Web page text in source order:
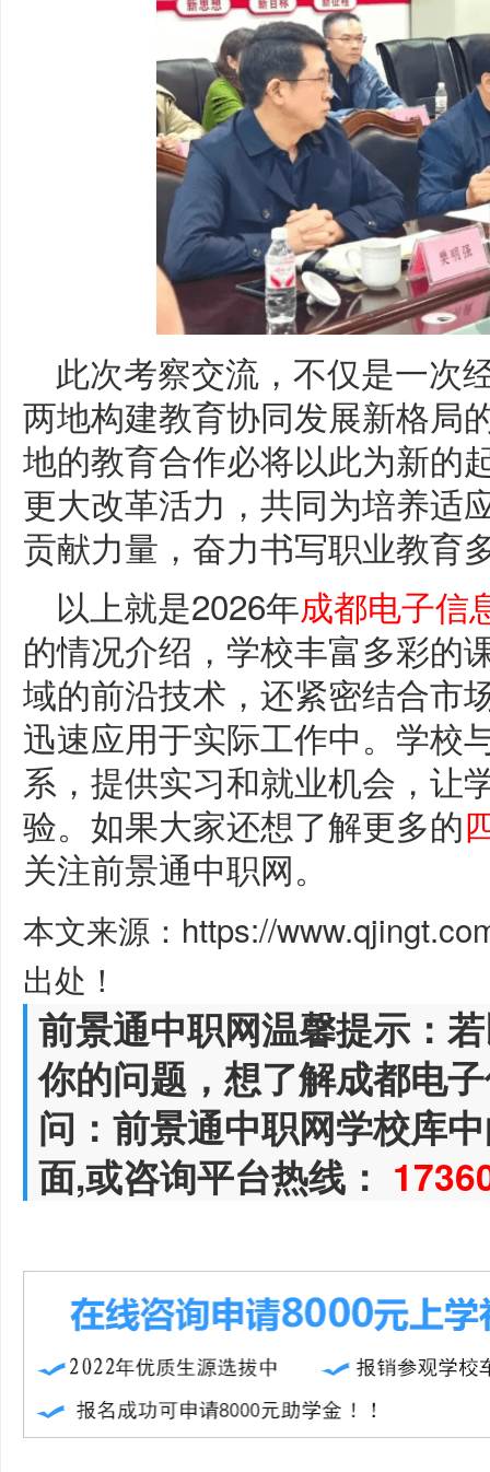
此次考察交流，不仅是一次
两地构建教育协同发展新格局
地的教育合作必将以此为新的
更大改革活力，共同为培养适
贡献力量，奋力书写职业教育
以上就是2026年成都电子信
的情况介绍，学校丰富多彩的
域的前沿技术，还紧密结合市
迅速应用于实际工作中。学校
系，提供实习和就业机会，让
验。如果大家还想了解更多的
关注前景通中职网。
本文来源：https://
出处！
前景通中职网温馨提示：
你的问题，想了解成都电
问：前景通中职网学校库
面,或咨询平台热线：